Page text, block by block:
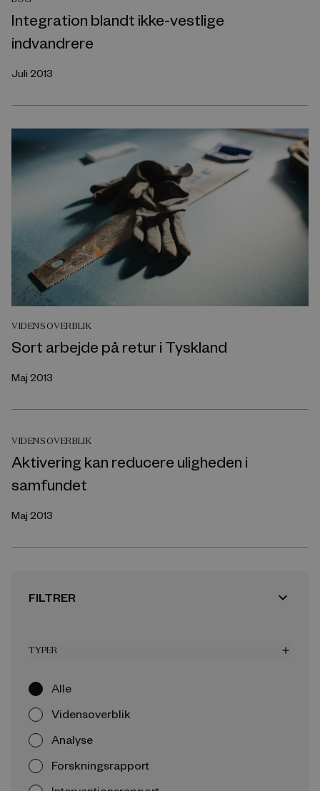
Integration blandt ikke-vestlige
indvandrere
Juli 2013
VIDENSOVERBLIK
Sort arbejde på retur i Tyskland
Maj 2013
VIDENSOVERBLIK
Aktivering kan reducere uligheden i
samfundet
Maj 2013
FILTRER expand_more
TYPER add
Alle
Vidensoverblik
Analyse
Forskningsrapport